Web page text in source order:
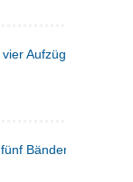
Aufzügen
Bänden